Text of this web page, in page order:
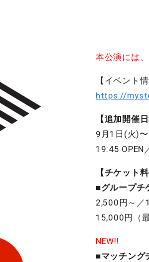
本公演には
【イベント
https://
【追加開催日
9月1日(火)
19:45 OPEN
【チケット料
■グループチ
2,500円～／
15,000円（
NEW!!
■マッチング